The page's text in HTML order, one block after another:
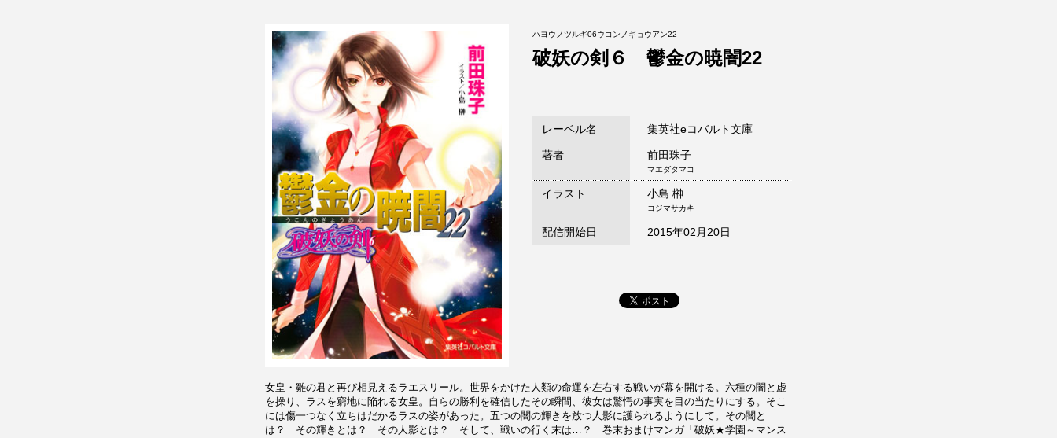
ハヨウノツルギ06ウコンノギョウアン22
破妖の剣６ 鬱金の暁闇22
レーベル名 集英社eコバルト文庫
著者 前田珠子
マエダタマコ
イラスト 小島 榊
コジマサカキ
配信開始日 2015年02月20日
女皇・雛の君と再び相見えるラエスリール。世界をかけた人類の命運を左右する戦いが幕を開ける。六種の闇と虚
を操り、ラスを窮地に陥れる女皇。自らの勝利を確信したその瞬間、彼女は驚愕の事実を目の当たりにする。そこ
には傷一つなく立ちはだかるラスの姿があった。五つの闇の輝きを放つ人影に護られるようにして。その闇と
は？ その輝きとは？ その人影とは？ そして、戦いの行く末は…？ 巻末おまけマンガ「破妖★学園～マンス